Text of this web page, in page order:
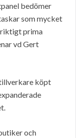
bedömer
som mycket
riktigt prima
vd Gert
köpt
och